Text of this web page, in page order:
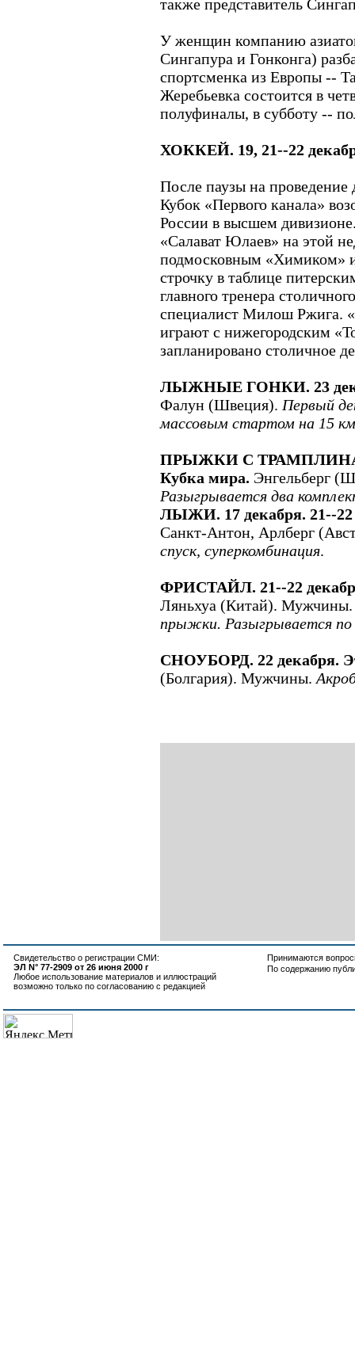
также представитель
У женщин компанию
Сингапура и Гонконга)
спортсменка из Европы --
Жеребьевка состоится в
полуфиналы, в субботу --
ХОККЕЙ. 19, 21--22
После паузы на проведение
Кубок «Первого канала»
России в высшем
«Салават Юлаев» на этой
подмосковным «Химиком»
строчку в таблице
главного тренера
специалист Милош Ржига.
играют с нижегородским
запланировано столичное
ЛЫЖНЫЕ ГОНКИ. 23
Фалун (Швеция). Первый
массовым стартом на 15
ПРЫЖКИ С ТРАМПЛИНА.
Кубка мира. Энгельберг
Разыгрывается два
ЛЫЖИ. 17 декабря. 21--22
Санкт-Антон, Арлберг
спуск, суперкомбинация.
ФРИСТАЙЛ. 21--22
Ляньхуа (Китай).
прыжки. Разыгрывается по
СНОУБОРД. 22 декабря.
(Болгария). Мужчины.
Свидетельство о регистрации СМИ:
ЭЛ N° 77-2909 от 26 июня 2000 г
Любое использование материалов и иллюстраций
возможно только по согласованию с редакцией
Принимаются
По содержанию